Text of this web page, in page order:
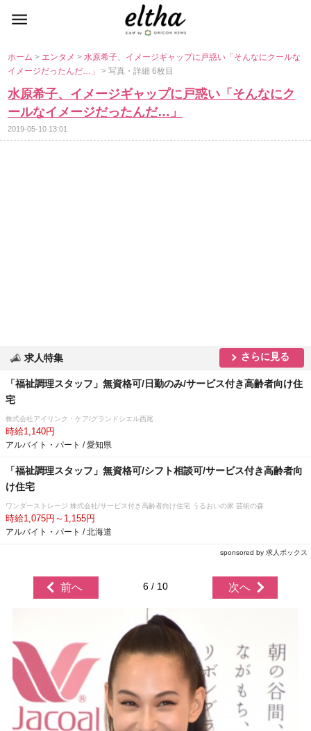
ホーム> エンタメ>水原希子、イメージギャップに戸惑い「そんなにクールな
イメージだったんだ…」> 写真・詳細 6枚目
水原希子、イメージギャップに戸惑い「そんなにク
ールなイメージだったんだ…」
2019-05-10 13:01
求人特集 さらに見る
「福祉調理スタッフ」無資格可/日勤のみ/サービス付き高齢者向け住
宅
株式会社アイリンク・ケア/グランドシエル西尾
時給1,140円
アルバイト・パート / 愛知県
「福祉調理スタッフ」無資格可/シフト相談可/サービス付き高齢者向
け住宅
ワンダーストレージ 株式会社/サービス付き高齢者向け住宅 うるおいの家 芸術の森
時給1,075円～1,155円
アルバイト・パート / 北海道
sponsored by 求人ボックス
前へ 6 / 10 次へ